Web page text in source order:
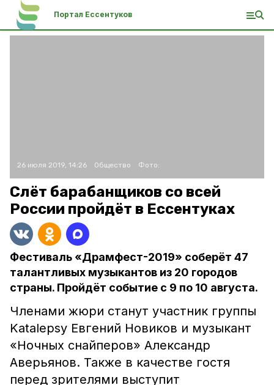
Портал Ессентуков
26 июля 2019, 14:26 Общество Фото:
Слёт барабанщиков со всей
России пройдёт в Ессентуках
Фестиваль «Драмфест-2019» соберёт 47
талантливых музыкантов из 20 городов
страны. Пройдёт событие с 9 по 10 августа.
Членами жюри станут участник группы
Katalepsy Евгений Новиков и музыкант
«Ночных снайперов» Александр
Аверьянов. Также в качестве гостя
перед зрителями выступит